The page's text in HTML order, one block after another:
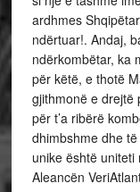
ardhmes
ndërtuar!. Andaj,
ndërkombëtar, ka
për këtë, e thotë
gjithmonë e drejtë
për t’a ribërë
dhimbshme dhe
unike është
Aleancën